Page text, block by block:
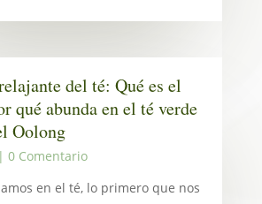
del té: Qué es el
qué abunda en el té verde
Oolong
Comentario
en el té, lo primero que nos